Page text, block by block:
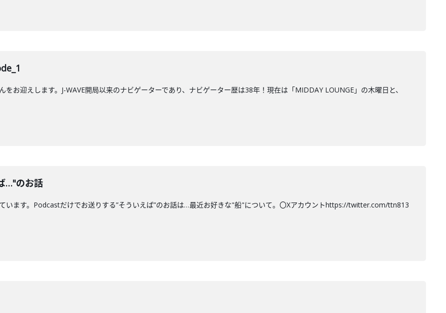
お迎えします。J-WAVE開局以来のナビゲーターであり、ナビゲーター歴は38年！現在は「MIDDAY LOUNGE」の木曜日と、
…"のお話
います。Podcastだけでお送りする”そういえば”のお話は…最近お好きな"船"について。〇Xアカウントhttps://twitter.com/ttn813